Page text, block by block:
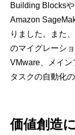
Building Blocks
Amazon
りました。また
のマイグレーシ
VMware、メイ
タスクの自動化
価値創造